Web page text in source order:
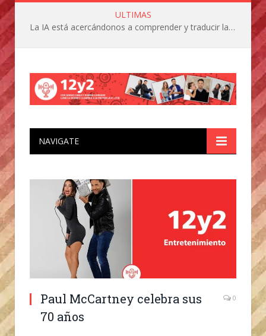
ULTIMAS
La IA está acercándonos a comprender y traducir las vocalizaciones y comportamientos de nuestras mascotas
NAVIGATE
Paul McCartney celebra sus
70 años
0